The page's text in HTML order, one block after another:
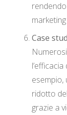
Case
esempio,
ridotto
grazie a